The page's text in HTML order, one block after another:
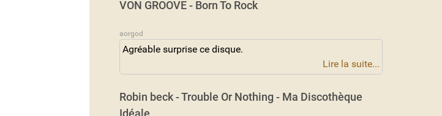
VON GROOVE - Born To Rock
aorgod
Agréable surprise ce disque.
Lire la suite...
Robin beck - Trouble Or Nothing - Ma Discothèque